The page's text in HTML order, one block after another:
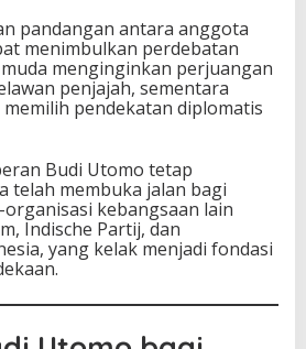
pandangan antara anggota
menimbulkan perdebatan
menginginkan perjuangan
penjajah, sementara
pendekatan diplomatis
Budi Utomo tetap
telah membuka jalan bagi
kebangsaan lain
Indische Partij, dan
yang kelak menjadi fondasi